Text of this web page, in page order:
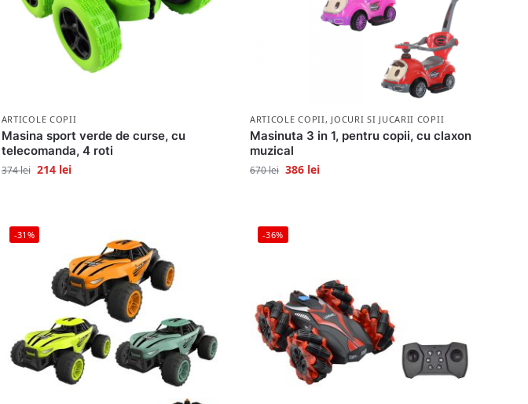
ARTICOLE COPII
Masina sport verde de curse, cu
telecomanda, 4 roti
374lei 214 lei
ARTICOLE COPII, JOCURI SI JUCARII COPII
Masinuta 3 in 1, pentru copii, cu claxon
muzical
670lei 386 lei
-31% -36%